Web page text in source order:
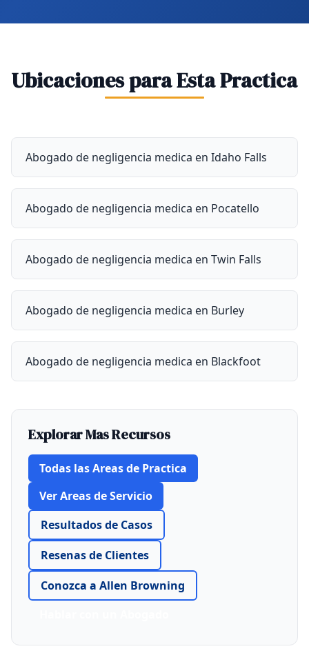
Ubicaciones para Esta Practica
Abogado de negligencia medica en Idaho Falls
Abogado de negligencia medica en Pocatello
Abogado de negligencia medica en Twin Falls
Abogado de negligencia medica en Burley
Abogado de negligencia medica en Blackfoot
Explorar Mas Recursos
Todas las Areas de Practica
Ver Areas de Servicio
Resultados de Casos
Resenas de Clientes
Conozca a Allen Browning